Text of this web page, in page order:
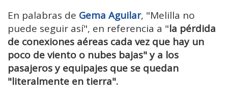
En palabras de Gema Aguilar, "Melilla no
puede seguir así", en referencia a "la pérdida
de conexiones aéreas cada vez que hay un
poco de viento o nubes bajas" y a los
pasajeros y equipajes que se quedan
"literalmente en tierra".